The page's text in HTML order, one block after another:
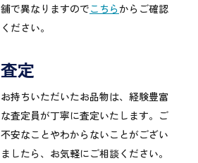
舗で異なりますのでこちらからご確認
ください。
査定
お持ちいただいたお品物は、経験豊富
な査定員が丁寧に査定いたします。ご
不安なことやわからないことがござい
ましたら、お気軽にご相談ください。